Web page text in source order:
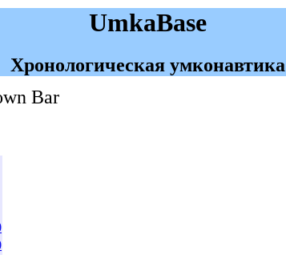
UmkaBase
Хронологическая умконавтика
Bar